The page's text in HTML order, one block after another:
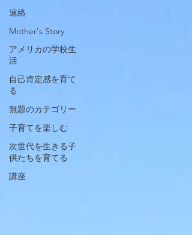
連絡
Mother's Story
アメリカの学校生
活
自己肯定感を育て
る
無題のカテゴリー
子育てを楽しむ
次世代を生きる子
供たちを育てる
講座